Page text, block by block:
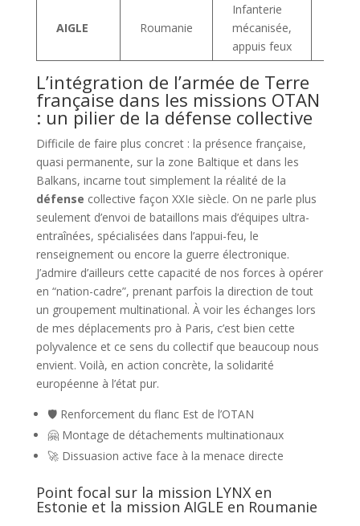
AIGLE Roumanie
Infanterie
mécanisée,
appuis feux
L’intégration de l’armée de Terre
française dans les missions OTAN
: un pilier de la défense collective
Difficile de faire plus concret : la présence française,
quasi permanente, sur la zone Baltique et dans les
Balkans, incarne tout simplement la réalité de la
défense collective façon XXIe siècle. On ne parle plus
seulement d’envoi de bataillons mais d’équipes ultra-
entraînées, spécialisées dans l’appui-feu, le
renseignement ou encore la guerre électronique.
J’admire d’ailleurs cette capacité de nos forces à opérer
en “nation-cadre”, prenant parfois la direction de tout
un groupement multinational. À voir les échanges lors
de mes déplacements pro à Paris, c’est bien cette
polyvalence et ce sens du collectif que beaucoup nous
envient. Voilà, en action concrète, la solidarité
européenne à l’état pur.
🛡️ Renforcement du flanc Est de l’OTAN
🤗 Montage de détachements multinationaux
🚀 Dissuasion active face à la menace directe
Point focal sur la mission LYNX en
Estonie et la mission AIGLE en Roumanie